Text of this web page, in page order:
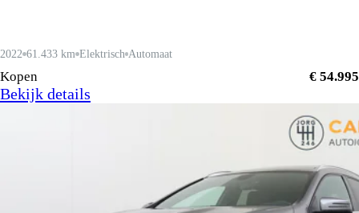
2022 61.433 km Elektrisch Automaat
Kopen € 54.995
Bekijk details